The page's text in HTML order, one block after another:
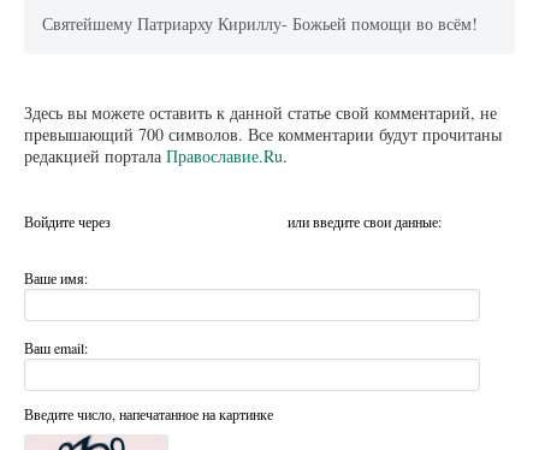
Святейшему Патриарху Кириллу- Божьей помощи во всём!
Здесь вы можете оставить к данной статье свой комментарий, не
превышающий 700 символов. Все комментарии будут прочитаны
редакцией портала Православие.Ru.
Войдите через или введите свои данные:
Ваше имя:
Ваш email:
Введите число, напечатанное на картинке